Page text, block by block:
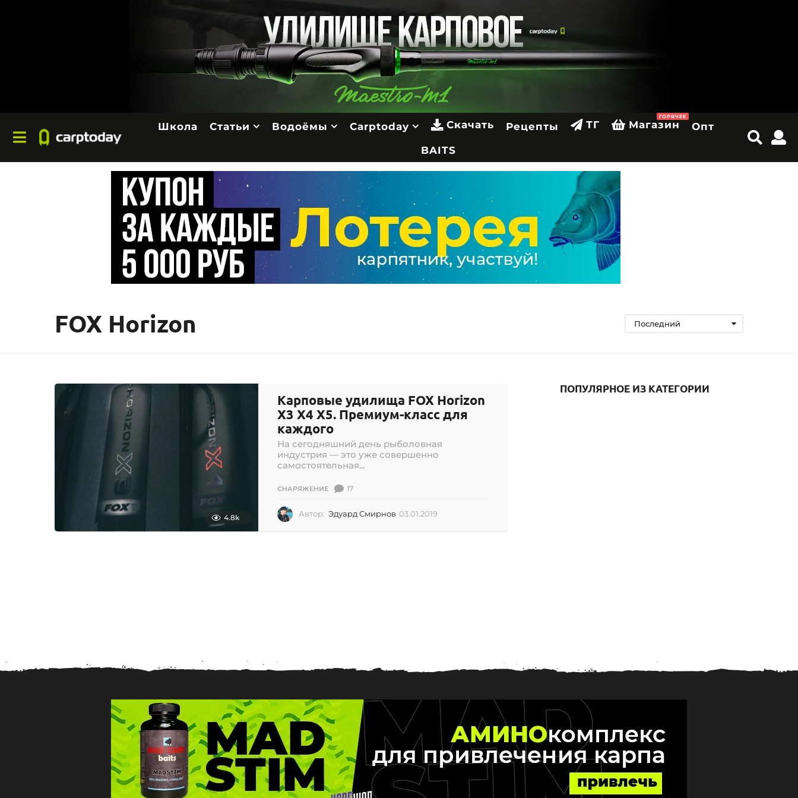
Школа Статьи Водоёмы Carptoday Скачать Рецепты ТГ Магазин
ГОРЯЧЕЕ
Опт
BAITS
FOX Horizon Последний
4.8k
Карповые удилища FOX Horizon
X3 X4 X5. Премиум-класс для
каждого
На сегодняшний день рыболовная
индустрия — это уже совершенно
самостоятельная...
СНАРЯЖЕНИЕ 17
Автор: Эдуард Смирнов 03.01.2019
ПОПУЛЯРНОЕ ИЗ КАТЕГОРИИ